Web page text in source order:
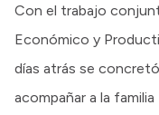
Con el trabajo
Económico y
días atrás se
acompañar a la